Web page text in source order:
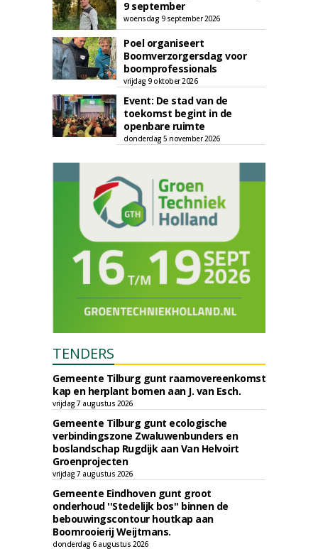
9 september
woensdag 9 september 2026
Poel organiseert
Boomverzorgersdag voor
boomprofessionals
vrijdag 9 oktober 2026
Event: De stad van de
toekomst begint in de
openbare ruimte
donderdag 5 november 2026
TENDERS
Gemeente Tilburg gunt raamovereenkomst
kap en herplant bomen aan J. van Esch.
vrijdag 7 augustus 2026
Gemeente Tilburg gunt ecologische
verbindingszone Zwaluwenbunders en
boslandschap Rugdijk aan Van Helvoirt
Groenprojecten
vrijdag 7 augustus 2026
Gemeente Eindhoven gunt groot
onderhoud ''Stedelijk bos'' binnen de
bebouwingscontour houtkap aan
Boomrooierij Weijtmans.
donderdag 6 augustus 2026